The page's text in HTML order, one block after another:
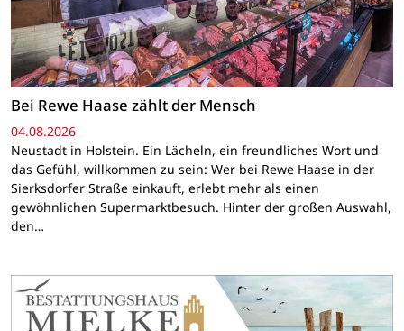
Bei Rewe Haase zählt der Mensch
04.08.2026
Neustadt in Holstein. Ein Lächeln, ein freundliches Wort und
das Gefühl, willkommen zu sein: Wer bei Rewe Haase in der
Sierksdorfer Straße einkauft, erlebt mehr als einen
gewöhnlichen Supermarktbesuch. Hinter der großen Auswahl,
den…